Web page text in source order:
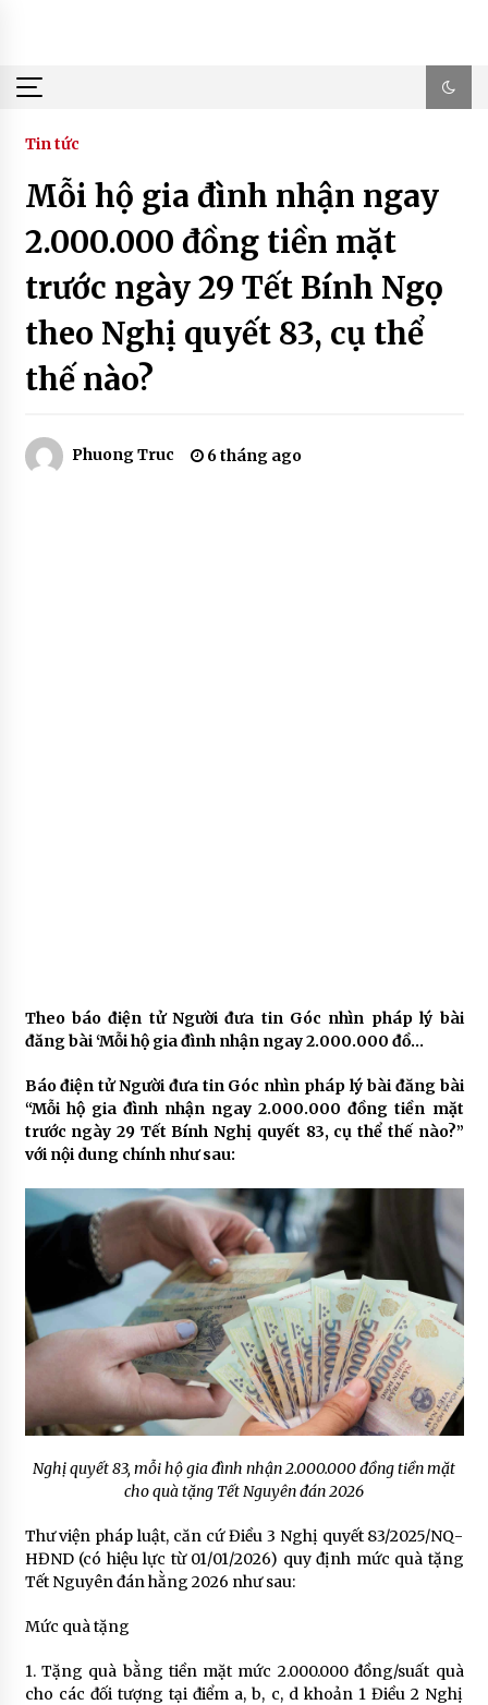
Tin tức
Mỗi hộ gia đình nhận ngay
2.000.000 đồng tiền mặt
trước ngày 29 Tết Bính Ngọ
theo Nghị quyết 83, cụ thể
thế nào?
Phuong Truc 6 tháng ago
Theo báo điện tử Người đưa tin Góc nhìn pháp lý bài
đăng bài ‘Mỗi hộ gia đình nhận ngay 2.000.000 đồ…
Báo điện tử Người đưa tin Góc nhìn pháp lý bài đăng bài
“Mỗi hộ gia đình nhận ngay 2.000.000 đồng tiền mặt
trước ngày 29 Tết Bính Nghị quyết 83, cụ thể thế nào?”
với nội dung chính như sau:
Nghị quyết 83, mỗi hộ gia đình nhận 2.000.000 đồng tiền mặt
cho quà tặng Tết Nguyên đán 2026
Thư viện pháp luật, căn cứ Điều 3 Nghị quyết 83/2025/NQ-
HĐND (có hiệu lực từ 01/01/2026) quy định mức quà tặng
Tết Nguyên đán hằng 2026 như sau:
Mức quà tặng
1. Tặng quà bằng tiền mặt mức 2.000.000 đồng/suất quà
cho các đối tượng tại điểm a, b, c, d khoản 1 Điều 2 Nghị